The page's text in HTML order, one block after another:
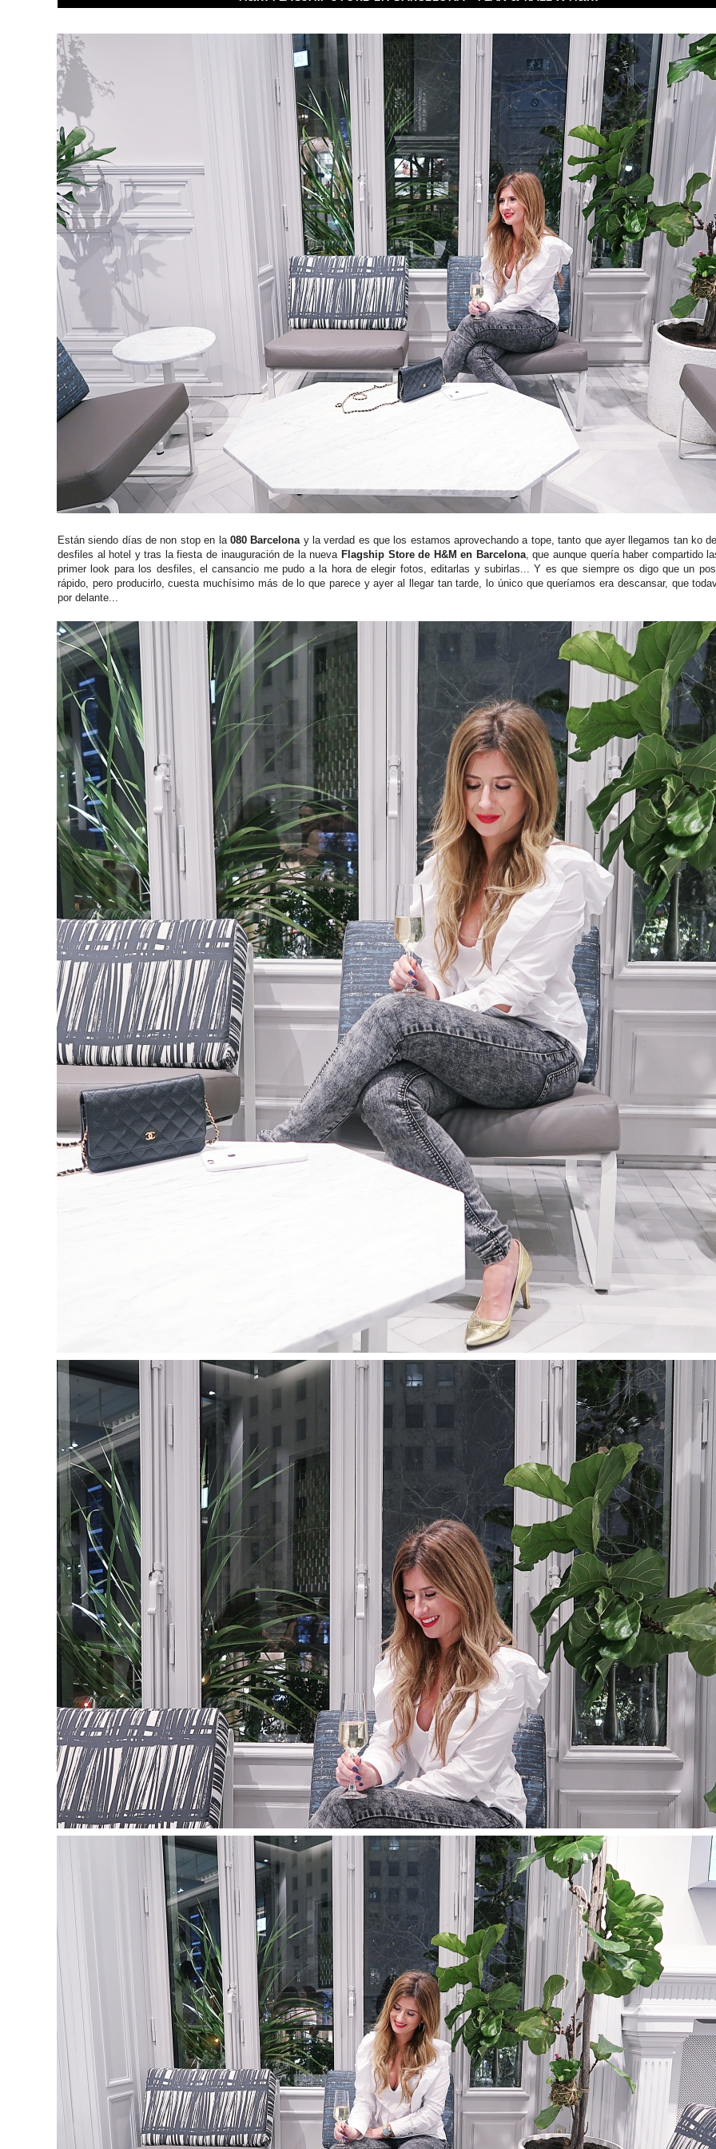
Están siendo días de non stop en la 080 Barcelonay la verdad es que los estamos aprovechando a tope, tanto que ayer llegamos tan ko
desfiles al hotel y tras la fiesta de inauguración de la nueva Flagship Store de H&M en Barcelona, que aunque quería haber compartido
primer look para los desfiles, el cansancio me pudo a la hora de elegir fotos, editarlas y subirlas... Y es que siempre os digo que un
rápido, pero producirlo, cuesta muchísimo más de lo que parece y ayer al llegar tan tarde, lo único que queríamos era descansar, que
por delante...